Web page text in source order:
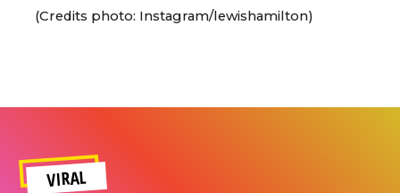
(Credits photo: Instagram/lewishamilton)
VIRAL